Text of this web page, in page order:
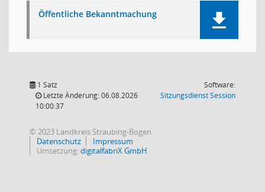
Öffentliche Bekanntmachung
1 Satz
Letzte Änderung: 06.08.2026
10:00:37
Software:
SitzungsdienstSession(Wird in
© 2023 Landkreis Straubing-Bogen
Datenschutz
Impressum
Umsetzung:digitalfabriX GmbH